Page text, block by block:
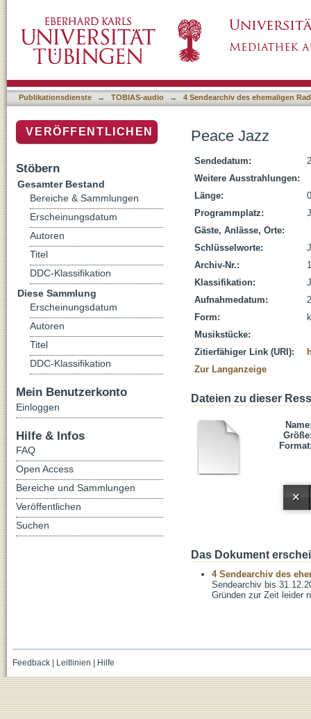
Publikationsdienste → TOBIAS-audio → 4 Sendearchiv des ehemaligen
Peace Jazz
Sendedatum:
Weitere Ausstrahlungen:
Länge:
Programmplatz:
Gäste, Anlässe, Orte:
Schlüsselworte:
Archiv-Nr.:
Klassifikation:
Aufnahmedatum:
Form:
Musikstücke:
Zitierfähiger Link (URI):
Zur Langanzeige
Dateien zu dieser
Das Dokument
4 Sendearchiv des
Sendearchiv bis
Gründen zur Zeit leider
VERÖFFENTLICHEN
Stöbern
Gesamter Bestand
Bereiche & Sammlungen
Erscheinungsdatum
Autoren
Titel
DDC-Klassifikation
Diese Sammlung
Erscheinungsdatum
Autoren
Titel
DDC-Klassifikation
Mein Benutzerkonto
Einloggen
Hilfe & Infos
FAQ
Open Access
Bereiche und Sammlungen
Veröffentlichen
Suchen
Feedback| Leitlinien Hilfe